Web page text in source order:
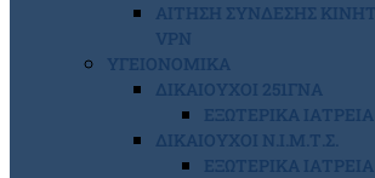
ΑΙΤΗΣΗ ΣΥΝΔΕΣΗΣ
VPN
ΥΓΕΙΟΝΟΜΙΚΑ
ΔΙΚΑΙΟΥΧΟΙ 251ΓΝΑ
ΕΞΩΤΕΡΙΚΑ ΙΑΤΡΕΙΑ
ΔΙΚΑΙΟΥΧΟΙ Ν.Ι.Μ.Τ.Σ.
ΕΞΩΤΕΡΙΚΑ ΙΑΤΡΕΙΑ